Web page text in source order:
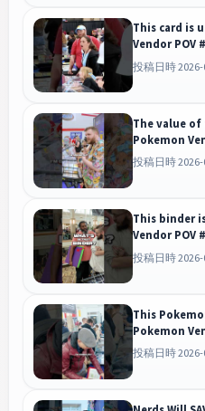
This card is
Vendor POV
投稿日時 2026-
The value of
Pokemon
#wholesome
投稿日時 2026-
This binder
Vendor POV
投稿日時 2026-
This
Pokemon
#wholesome
投稿日時 2026-